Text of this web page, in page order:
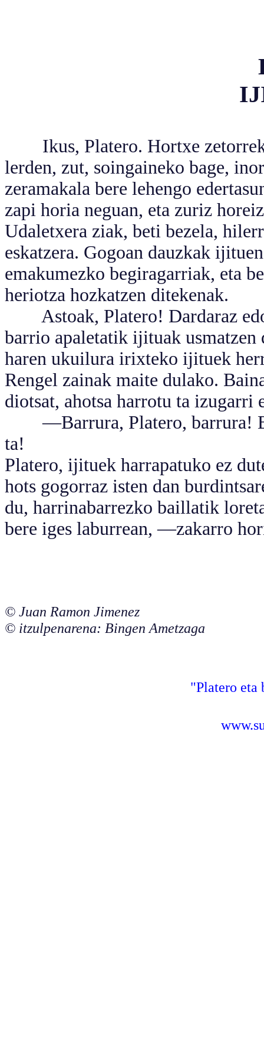
Ikus, Platero. Hortxe
lerden, zut, soingaineko bage,
zeramakala bere lehengo
zapi horia neguan, eta zuriz
Udaletxera ziak, beti bezela,
eskatzera. Gogoan dauzkak
emakumezko begiragarriak, eta
heriotza hozkatzen ditekenak.
Astoak, Platero! Dardaraz edo
barrio apaletatik ijituak
haren ukuilura irixteko ijituek
Rengel zainak maite dulako.
diotsat, ahotsa harrotu ta izugarri
—Barrura, Platero, barrura!
ta!
Platero, ijituek harrapatuko ez
hots gogorraz isten dan
du, harrinabarrezko baillatik
bere iges laburrean, —zakarro
© Juan Ramon Jimenez
© itzulpenarena: Bingen Ametzaga
"Platero eta